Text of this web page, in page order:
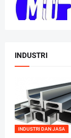
INDUSTRI
INDUSTRI DAN JASA